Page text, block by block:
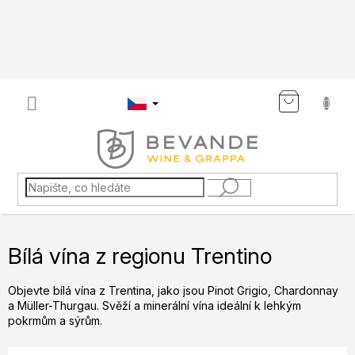
Bílá vína z regionu Trentino
Objevte bílá vína z Trentina, jako jsou Pinot Grigio, Chardonnay
a Müller-Thurgau. Svěží a minerální vína ideální k lehkým
pokrmům a sýrům.